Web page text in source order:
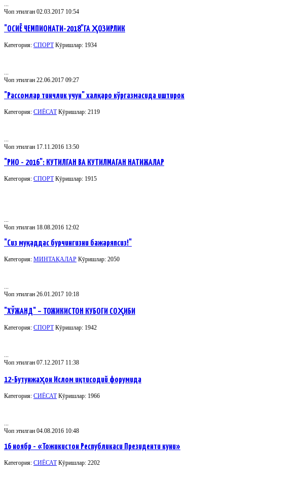
...
Чоп этилган 02.03.2017 10:54
"ОСИЁ ЧЕМПИОНАТИ-2018"ГА ҲОЗИРЛИК
Категория: СПОРТ Кӯришлар: 1934
...
Чоп этилган 22.06.2017 09:27
"Рассомлар тинчлик учун" халқаро кўргазмасида иштирок
Категория: СИЁСАТ Кӯришлар: 2119
...
Чоп этилган 17.11.2016 13:50
"РИО - 2016": КУТИЛГАН ВА КУТИЛМАГАН НАТИЖАЛАР
Категория: СПОРТ Кӯришлар: 1915
...
Чоп этилган 18.08.2016 12:02
"Сиз муқаддас бурчингизни бажаряпсиз!"
Категория: МИНТАҚАЛАР Кӯришлар: 2050
...
Чоп этилган 26.01.2017 10:18
"ХЎЖАНД" – ТОЖИКИСТОН КУБОГИ СОҲИБИ
Категория: СПОРТ Кӯришлар: 1942
Чоп этилган 07.12.2017 11:38
12-Бутунжаҳон Ислом иқтисодий форумида
Категория: СИЁСАТ Кӯришлар: 1966
Чоп этилган 04.08.2016 10:48
16 ноябр - «Тожикистон Республикаси Президенти куни»
Категория: СИЁСАТ Кӯришлар: 2202